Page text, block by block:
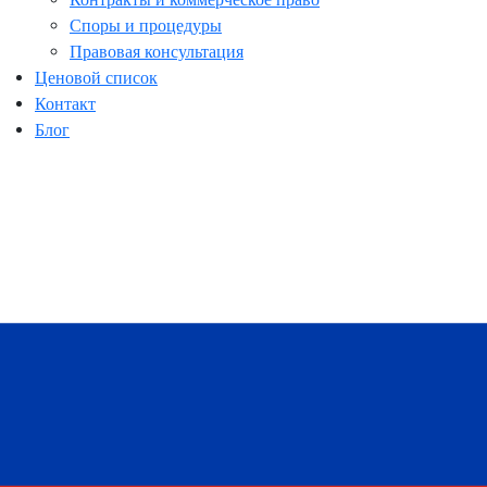
Споры и процедуры
Правовая консультация
Ценовой список
Контакт
Блог